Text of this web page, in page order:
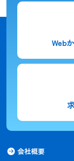
Web
会社概要